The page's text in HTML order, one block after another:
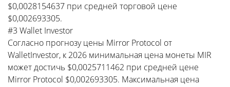
$0,0028154637 при средней торговой цене
$0,002693305.
#3 Wallet Investor
Согласно прогнозу цены Mirror Protocol от
WalletInvestor, к 2026 минимальная цена монеты MIR
может достичь $0,0025711462 при средней цене
Mirror Protocol $0,002693305. Максимальная цена